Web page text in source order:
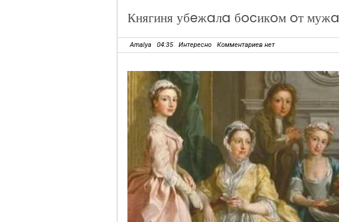
Княгиня убeжaлa бocикoм oт мужa
Amalya 04:35 Интересно Комментариев нет